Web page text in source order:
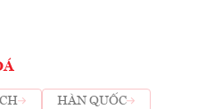
HÀN QUỐC